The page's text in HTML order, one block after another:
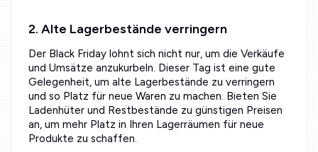
2. Alte Lagerbestände verringern
Der Black Friday lohnt sich nicht nur, um die Verkäufe
und Umsätze anzukurbeln. Dieser Tag ist eine gute
Gelegenheit, um alte Lagerbestände zu verringern
und so Platz für neue Waren zu machen. Bieten Sie
Ladenhüter und Restbestände zu günstigen Preisen
an, um mehr Platz in Ihren Lagerräumen für neue
Produkte zu schaffen.